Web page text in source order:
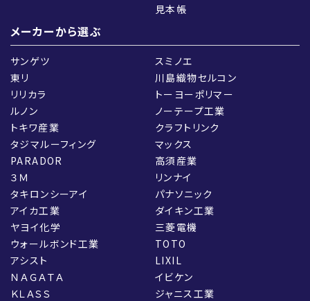
見本帳
メーカーから選ぶ
サンゲツ
東リ
リリカラ
ルノン
トキワ産業
タジマルーフィング
PARADOR
３Ｍ
タキロンシーアイ
アイカ工業
ヤヨイ化学
ウォールボンド工業
アシスト
ＮＡＧＡＴＡ
ＫＬＡＳＳ
スミノエ
川島織物セルコン
トーヨーポリマー
ノーテープ工業
クラフトリンク
マックス
高須産業
リンナイ
パナソニック
ダイキン工業
三菱電機
TOTO
LIXIL
イビケン
ジャニス工業